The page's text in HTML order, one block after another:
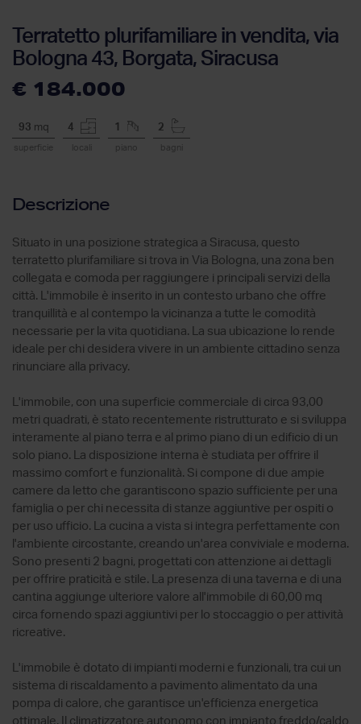
Terratetto plurifamiliare in vendita, via
Bologna 43, Borgata, Siracusa
€ 184.000
93 mq
superficie
4
locali
1
piano
2
bagni
Descrizione
Situato in una posizione strategica a Siracusa, questo
terratetto plurifamiliare si trova in Via Bologna, una zona ben
collegata e comoda per raggiungere i principali servizi della
città. L'immobile è inserito in un contesto urbano che offre
tranquillità e al contempo la vicinanza a tutte le comodità
necessarie per la vita quotidiana. La sua ubicazione lo rende
ideale per chi desidera vivere in un ambiente cittadino senza
rinunciare alla privacy.
L'immobile, con una superficie commerciale di circa 93,00
metri quadrati, è stato recentemente ristrutturato e si sviluppa
interamente al piano terra e al primo piano di un edificio di un
solo piano. La disposizione interna è studiata per offrire il
massimo comfort e funzionalità. Si compone di due ampie
camere da letto che garantiscono spazio sufficiente per una
famiglia o per chi necessita di stanze aggiuntive per ospiti o
per uso ufficio. La cucina a vista si integra perfettamente con
l'ambiente circostante, creando un'area conviviale e moderna.
Sono presenti 2 bagni, progettati con attenzione ai dettagli
per offrire praticità e stile. La presenza di una taverna e di una
cantina aggiunge ulteriore valore all'immobile di 60,00 mq
circa fornendo spazi aggiuntivi per lo stoccaggio o per attività
ricreative.
L'immobile è dotato di impianti moderni e funzionali, tra cui un
sistema di riscaldamento a pavimento alimentato da una
pompa di calore, che garantisce un'efficienza energetica
ottimale. Il climatizzatore autonomo con impianto freddo/caldo